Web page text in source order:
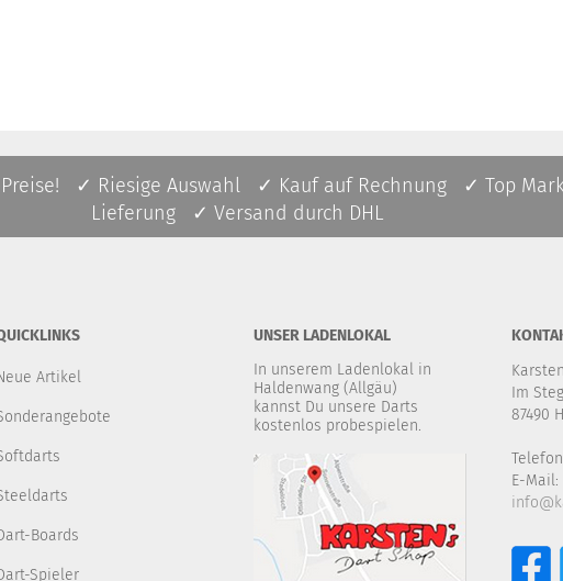
✓ Riesige Auswahl ✓ Kauf auf Rechnung ✓ Top
Lieferung ✓ Versand durch DHL
Artikel
Boards
Spieler
UNSER LADENLOKAL
In unserem Ladenlokal in
Haldenwang (Allgäu)
kannst Du unsere Darts
kostenlos probespielen.
Im
87490
E-Mail: